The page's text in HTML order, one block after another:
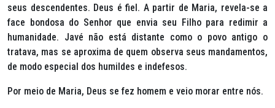
seus descendentes. Deus é fiel. A partir de Maria, revela-se a
face bondosa do Senhor que envia seu Filho para redimir a
humanidade. Javé não está distante como o povo antigo o
tratava, mas se aproxima de quem observa seus mandamentos,
de modo especial dos humildes e indefesos.
Por meio de Maria, Deus se fez homem e veio morar entre nós.